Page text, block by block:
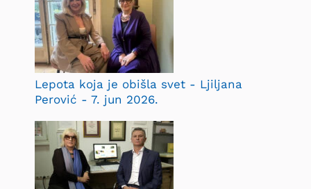
Lepota koja je obišla svet - Ljiljana
Perović - 7. jun 2026.